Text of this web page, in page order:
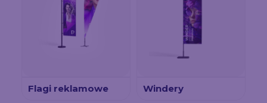
Flagi reklamowe Windery